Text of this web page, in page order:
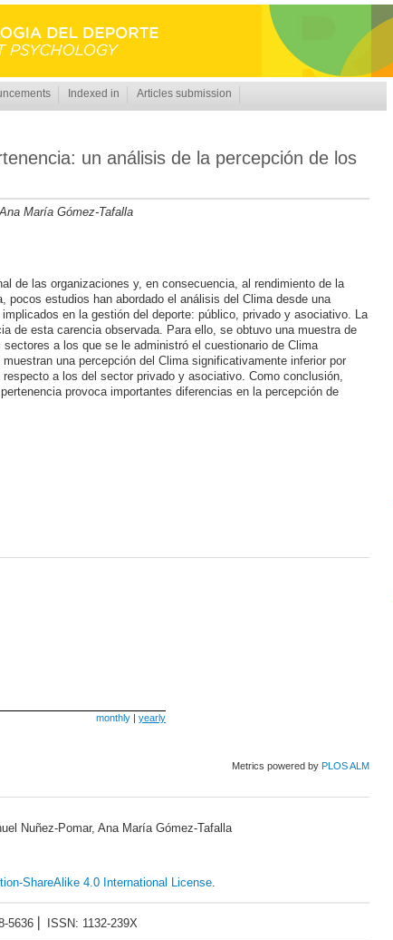
Indexed in Articles submission
un análisis de la percepción de los
María Gómez-Tafalla
de las organizaciones y, en consecuencia, al rendimiento de la
pocos estudios han abordado el análisis del Clima desde una
en la gestión del deporte: público, privado y asociativo. La
de esta carencia observada. Para ello, se obtuvo una muestra de
a los que se le administró el cuestionario de Clima
una percepción del Clima significativamente inferior por
a los del sector privado y asociativo. Como conclusión,
provoca importantes diferencias en la percepción de
monthly |yearly
Metrics powered by PLOS ALM
Nuñez-Pomar, Ana María Gómez-Tafalla
ShareAlike 4.0 International License
5636 ⎜ ISSN: 1132-239X